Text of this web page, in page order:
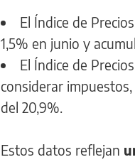
El Índice de
1,5% en junio y
El Índice de
considerar
del 20,9%.
Estos datos reflejan